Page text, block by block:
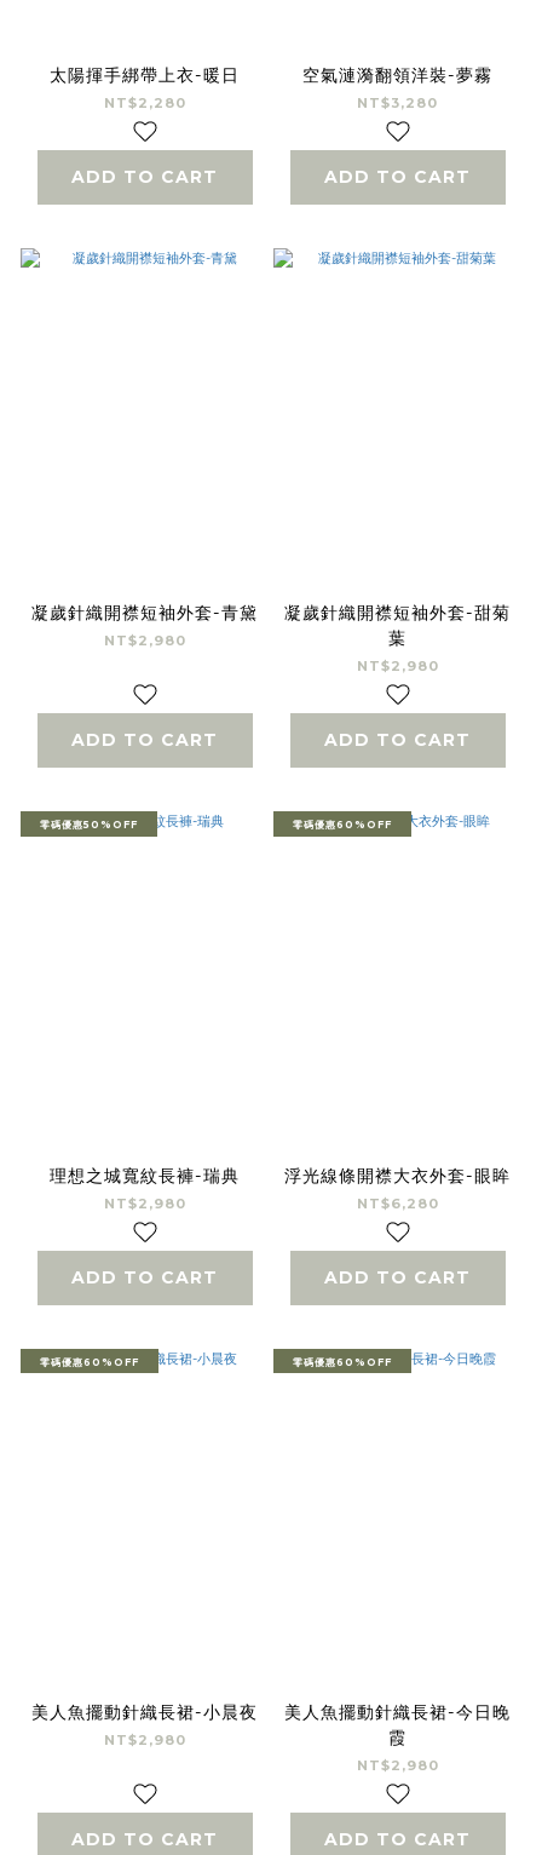
太陽揮手綁帶上衣-暖日
NT$2,280
ADD TO CART
空氣漣漪翻領洋裝-夢霧
NT$3,280
ADD TO CART
凝歲針織開襟短袖外套-青黛
NT$2,980
ADD TO CART
凝歲針織開襟短袖外套-甜菊
葉
NT$2,980
ADD TO CART
零碼優惠50%OFF
理想之城寬紋長褲-瑞典
NT$2,980
ADD TO CART
零碼優惠60%OFF
浮光線條開襟大衣外套-眼眸
NT$6,280
ADD TO CART
零碼優惠60%OFF
美人魚擺動針織長裙-小晨夜
NT$2,980
ADD TO CART
零碼優惠60%OFF
美人魚擺動針織長裙-今日晚
霞
NT$2,980
ADD TO CART